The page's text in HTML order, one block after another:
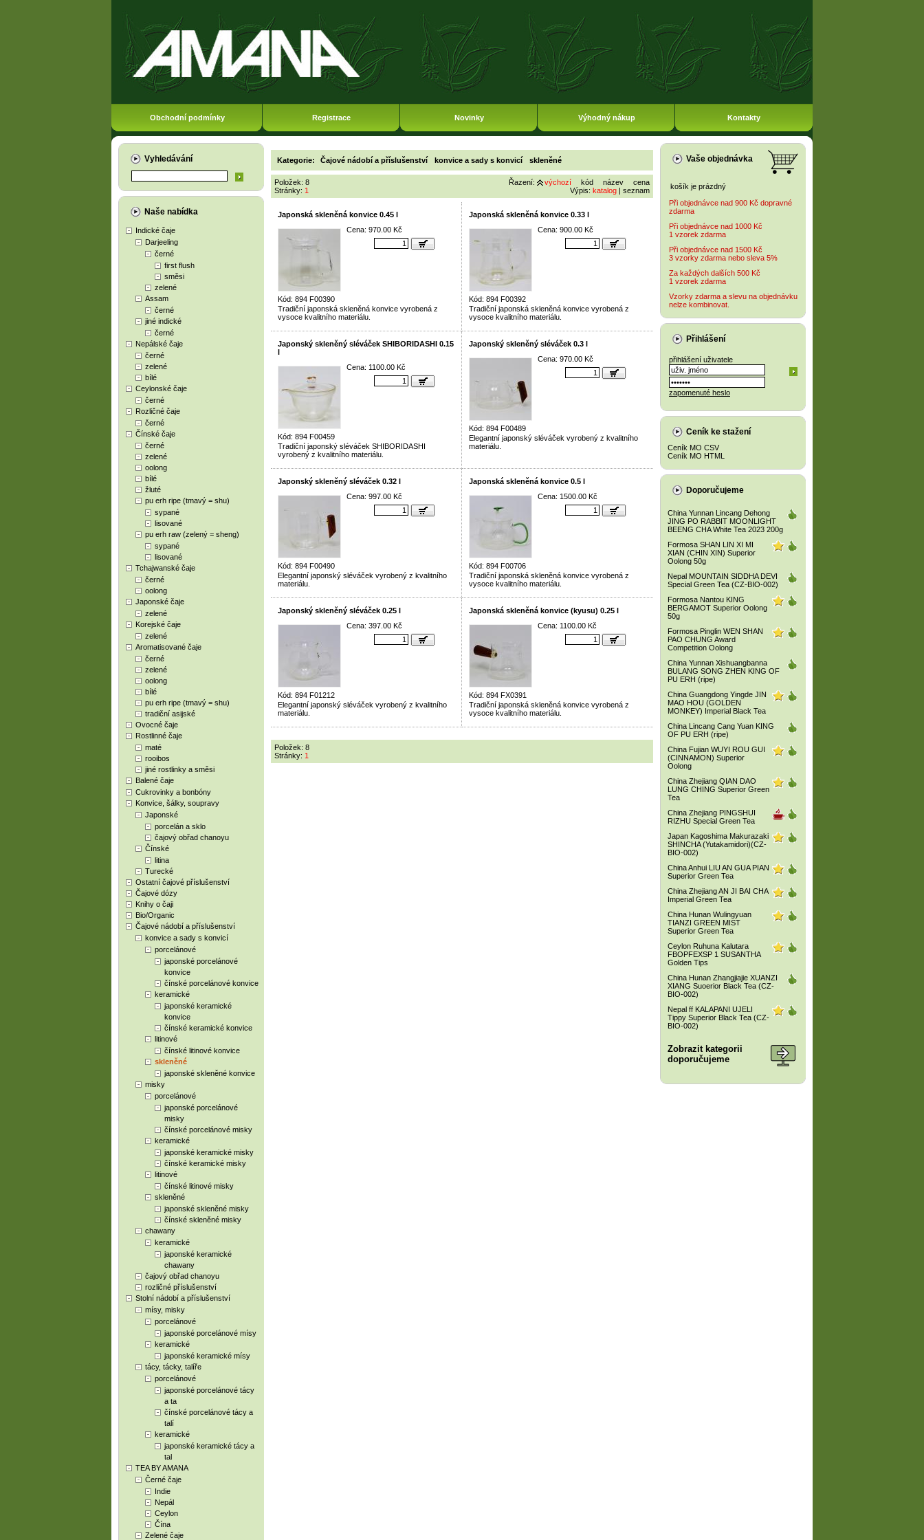
Obchodní podmínky Registrace Novinky Výhodný nákup Kontakty
Vyhledávání
Naše nabídka
Indické čaje
Darjeeling
černé
first flush
směsi
zelené
Assam
černé
jiné indické
černé
Nepálské čaje
černé
zelené
bílé
Ceylonské čaje
černé
Rozličné čaje
černé
Čínské čaje
černé
zelené
oolong
bílé
žluté
pu erh ripe (tmavý = shu)
sypané
lisované
pu erh raw (zelený = sheng)
sypané
lisované
Tchajwanské čaje
černé
oolong
Japonské čaje
zelené
Korejské čaje
zelené
Aromatisované čaje
černé
zelené
oolong
bílé
pu erh ripe (tmavý = shu)
tradiční asijské
Ovocné čaje
Rostlinné čaje
maté
rooibos
jiné rostlinky a směsi
Balené čaje
Cukrovinky a bonbóny
Konvice, šálky, soupravy
Japonské
porcelán a sklo
čajový obřad chanoyu
Čínské
litina
Turecké
Ostatní čajové příslušenství
Čajové dózy
Knihy o čaji
Bio/Organic
Čajové nádobí a příslušenství
konvice a sady s konvicí
porcelánové
japonské porcelánové
konvice
čínské porcelánové konvice
keramické
japonské keramické
konvice
čínské keramické konvice
litinové
čínské litinové konvice
skleněné
japonské skleněné konvice
misky
porcelánové
japonské porcelánové
misky
čínské porcelánové misky
keramické
japonské keramické misky
čínské keramické misky
litinové
čínské litinové misky
skleněné
japonské skleněné misky
čínské skleněné misky
chawany
keramické
japonské keramické
chawany
čajový obřad chanoyu
rozličné příslušenství
Stolní nádobí a příslušenství
mísy, misky
porcelánové
japonské porcelánové mísy
keramické
japonské keramické mísy
tácy, tácky, talíře
porcelánové
japonské porcelánové tácy
a ta
čínské porcelánové tácy a
talí
keramické
japonské keramické tácy a
tal
TEA BY AMANA
Černé čaje
Indie
Nepál
Ceylon
Čína
Zelené čaje
Kategorie: Čajové nádobí a příslušenství konvice a sady s konvicí skleněné
Řazení: výchozí kód název
cena
Výpis: katalog | seznam
Položek: 8
Stránky: 1
Japonská skleněná konvice 0.45 l
Kód: 894 F00390
Cena: 970.00 Kč
Tradiční japonská skleněná konvice vyrobená z
vysoce kvalitního materiálu.
Japonská skleněná konvice 0.33 l
Kód: 894 F00392
Cena: 900.00 Kč
Tradiční japonská skleněná konvice vyrobená z
vysoce kvalitního materiálu.
Japonský skleněný sléváček SHIBORIDASHI 0.15
l
Kód: 894 F00459
Cena: 1100.00 Kč
Tradiční japonský sléváček SHIBORIDASHI
vyrobený z kvalitního materiálu.
Japonský skleněný sléváček 0.3 l
Kód: 894 F00489
Cena: 970.00 Kč
Elegantní japonský sléváček vyrobený z kvalitního
materiálu.
Japonský skleněný sléváček 0.32 l
Kód: 894 F00490
Cena: 997.00 Kč
Elegantní japonský sléváček vyrobený z kvalitního
materiálu.
Japonská skleněná konvice 0.5 l
Kód: 894 F00706
Cena: 1500.00 Kč
Tradiční japonská skleněná konvice vyrobená z
vysoce kvalitního materiálu.
Japonský skleněný sléváček 0.25 l
Kód: 894 F01212
Cena: 397.00 Kč
Elegantní japonský sléváček vyrobený z kvalitního
materiálu.
Japonská skleněná konvice (kyusu) 0.25 l
Kód: 894 FX0391
Cena: 1100.00 Kč
Tradiční japonská skleněná konvice vyrobená z
vysoce kvalitního materiálu.
Položek: 8
Stránky: 1
Vaše objednávka
košík je prázdný
Při objednávce nad 900 Kč dopravné
zdarma
Při objednávce nad 1000 Kč
1 vzorek zdarma
Při objednávce nad 1500 Kč
3 vzorky zdarma nebo sleva 5%
Za každých dalších 500 Kč
1 vzorek zdarma
Vzorky zdarma a slevu na objednávku
nelze kombinovat.
Přihlášení
přihlášení uživatele
zapomenuté heslo
Ceník ke stažení
Ceník MO CSV
Ceník MO HTML
Doporučujeme
China Yunnan Lincang Dehong
JING PO RABBIT MOONLIGHT
BEENG CHA White Tea 2023 200g
Formosa SHAN LIN XI MI
XIAN (CHIN XIN) Superior
Oolong 50g
Nepal MOUNTAIN SIDDHA DEVI
Special Green Tea (CZ-BIO-002)
Formosa Nantou KING
BERGAMOT Superior Oolong
50g
Formosa Pinglin WEN SHAN
PAO CHUNG Award
Competition Oolong
China Yunnan Xishuangbanna
BULANG SONG ZHEN KING OF
PU ERH (ripe)
China Guangdong Yingde JIN
MAO HOU (GOLDEN
MONKEY) Imperial Black Tea
China Lincang Cang Yuan KING
OF PU ERH (ripe)
China Fujian WUYI ROU GUI
(CINNAMON) Superior
Oolong
China Zhejiang QIAN DAO
LUNG CHING Superior Green
Tea
China Zhejiang PINGSHUI
RIZHU Special Green Tea
Japan Kagoshima Makurazaki
SHINCHA (Yutakamidori)(CZ-
BIO-002)
China Anhui LIU AN GUA PIAN
Superior Green Tea
China Zhejiang AN JI BAI CHA
Imperial Green Tea
China Hunan Wulingyuan
TIANZI GREEN MIST
Superior Green Tea
Ceylon Ruhuna Kalutara
FBOPFEXSP 1 SUSANTHA
Golden Tips
China Hunan Zhangjiajie XUANZI
XIANG Suoerior Black Tea (CZ-
BIO-002)
Nepal ff KALAPANI UJELI
Tippy Superior Black Tea (CZ-
BIO-002)
Zobrazit kategorii
doporučujeme